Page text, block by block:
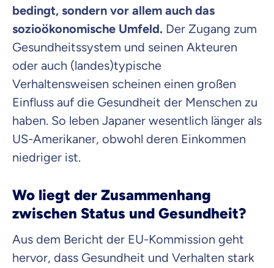
bedingt, sondern vor allem auch das
sozioökonomische Umfeld. Der Zugang zum
Gesundheitssystem und seinen Akteuren
oder auch (landes)typische
Verhaltensweisen scheinen einen großen
Einfluss auf die Gesundheit der Menschen zu
haben. So leben Japaner wesentlich länger als
US-Amerikaner, obwohl deren Einkommen
niedriger ist.
Wo liegt der Zusammenhang
zwischen Status und Gesundheit?
Aus dem Bericht der EU-Kommission geht
hervor, dass Gesundheit und Verhalten stark